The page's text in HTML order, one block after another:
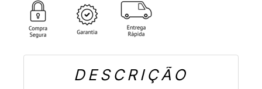
DESCRIÇÃO